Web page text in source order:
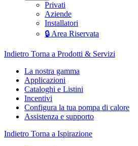
Privati
Aziende
Installatori
🔒 Area Riservata
Indietro Torna a Prodotti & Servizi
La nostra gamma
Applicazioni
Cataloghi e Listini
Incentivi
Configura la tua pompa di calore
Assistenza e supporto
Indietro Torna a Ispirazione